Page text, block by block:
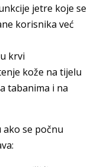
jetre koje se
korisnika već
krvi
kože na tijelu
tabanima i na
se počnu